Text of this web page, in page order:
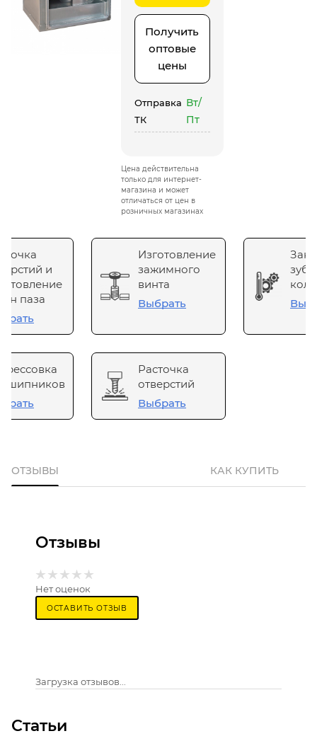
Получить
оптовые
цены
Отправка
ТК
Вт/
Пт
Цена действительна
только для интернет-
магазина и может
отличаться от цен в
розничных магазинах
и
паза
Изготовление
зажимного
винта
Выбрать
Расточка
отверстий
Выбрать
ОТЗЫВЫ КАК КУПИТЬ
Отзывы
Нет оценок
ОСТАВИТЬ ОТЗЫВ
Загрузка отзывов...
Статьи